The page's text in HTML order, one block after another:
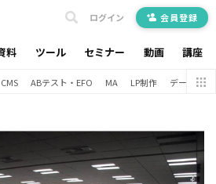
料 ツール セミナー 動画 講座
ログイン 会員登録
CMS ABテスト・EFO MA LP制作 データ分析